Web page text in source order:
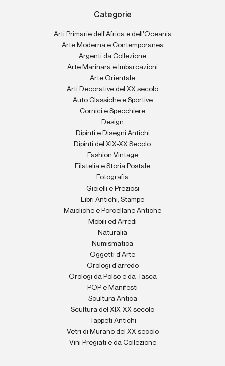
Categorie
Arti Primarie dell'Africa e dell'Oceania
Arte Moderna e Contemporanea
Argenti da Collezione
Arte Marinara e Imbarcazioni
Arte Orientale
Arti Decorative del XX secolo
Auto Classiche e Sportive
Cornici e Specchiere
Design
Dipinti e Disegni Antichi
Dipinti del XIX-XX Secolo
Fashion Vintage
Filatelia e Storia Postale
Fotografia
Gioielli e Preziosi
Libri Antichi, Stampe
Maioliche e Porcellane Antiche
Mobili ed Arredi
Naturalia
Numismatica
Oggetti d'Arte
Orologi d'arredo
Orologi da Polso e da Tasca
POP e Manifesti
Scultura Antica
Scultura del XIX-XX secolo
Tappeti Antichi
Vetri di Murano del XX secolo
Vini Pregiati e da Collezione